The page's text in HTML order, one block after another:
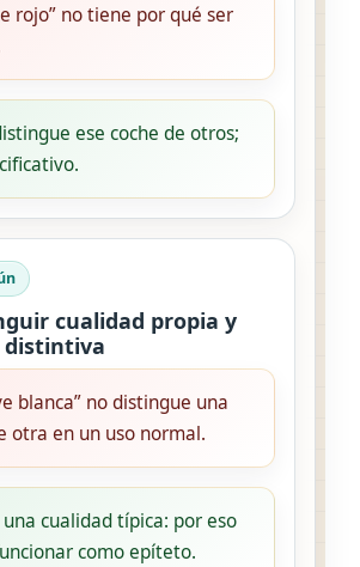
rojo” no tiene por qué ser
ese coche de otros;
cualidad propia y
distintiva
blanca” no distingue una
otra en un uso normal.
cualidad típica: por eso
como epíteto.